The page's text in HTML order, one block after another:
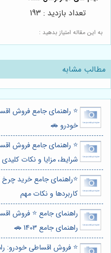
به این مقاله امتیاز بدهید :
تعداد بازدید : 193
مطالب مشابه
⭐️ راهنمای جامع فروش
خودرو 🚗
⭐️ راهنمای جامع فروش
شرایط، مزایا و نکات
⭐️راهنمای جامع خرید
کاربردها و نکات مهم
راهنمای جامع ⭐️ فروش
راهنمای جامع 1403 🚗
⭐️ فروش اقساطی خودرو: